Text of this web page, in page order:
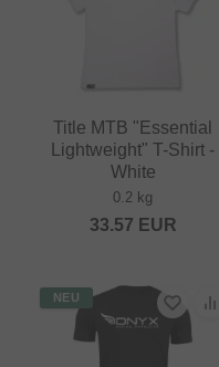
Title MTB "Essential
Lightweight" T-Shirt -
White
0.2 kg
33.57 EUR
NEU